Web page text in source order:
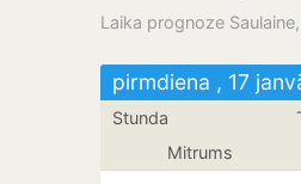
Laika prognoze
pirmdiena , 17
Stunda
Mitrums